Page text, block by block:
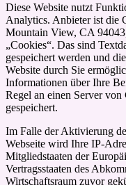
Diese Website nutzt
Analytics. Anbieter ist die
Mountain View, CA
„Cookies“. Das sind
gespeichert werden und
Website durch Sie
Informationen über Ihre
Regel an einen Server
gespeichert.
Im Falle der Aktivierung
Webseite wird Ihre IP-
Mitgliedstaaten der
Vertragsstaaten des
Wirtschaftsraum zuvor